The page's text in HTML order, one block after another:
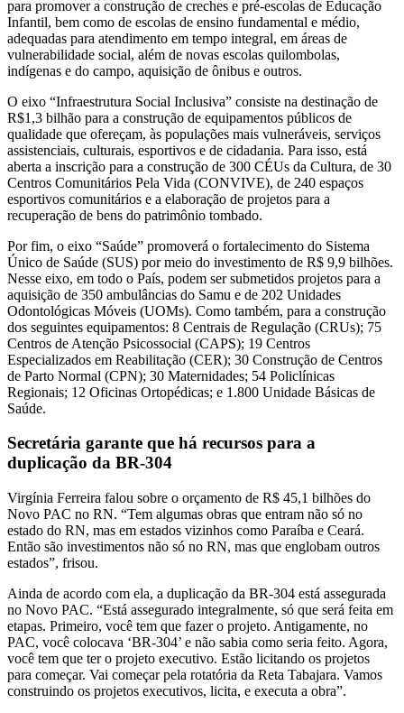
para promover a construção de creches e pré-escolas de Educação
Infantil, bem como de escolas de ensino fundamental e médio,
adequadas para atendimento em tempo integral, em áreas de
vulnerabilidade social, além de novas escolas quilombolas,
indígenas e do campo, aquisição de ônibus e outros.
O eixo “Infraestrutura Social Inclusiva” consiste na destinação de
R$1,3 bilhão para a construção de equipamentos públicos de
qualidade que ofereçam, às populações mais vulneráveis, serviços
assistenciais, culturais, esportivos e de cidadania. Para isso, está
aberta a inscrição para a construção de 300 CÉUs da Cultura, de 30
Centros Comunitários Pela Vida (CONVIVE), de 240 espaços
esportivos comunitários e a elaboração de projetos para a
recuperação de bens do patrimônio tombado.
Por fim, o eixo “Saúde” promoverá o fortalecimento do Sistema
Único de Saúde (SUS) por meio do investimento de R$ 9,9 bilhões.
Nesse eixo, em todo o País, podem ser submetidos projetos para a
aquisição de 350 ambulâncias do Samu e de 202 Unidades
Odontológicas Móveis (UOMs). Como também, para a construção
dos seguintes equipamentos: 8 Centrais de Regulação (CRUs); 75
Centros de Atenção Psicossocial (CAPS); 19 Centros
Especializados em Reabilitação (CER); 30 Construção de Centros
de Parto Normal (CPN); 30 Maternidades; 54 Policlínicas
Regionais; 12 Oficinas Ortopédicas; e 1.800 Unidade Básicas de
Saúde.
Secretária garante que há recursos para a
duplicação da BR-304
Virgínia Ferreira falou sobre o orçamento de R$ 45,1 bilhões do
Novo PAC no RN. “Tem algumas obras que entram não só no
estado do RN, mas em estados vizinhos como Paraíba e Ceará.
Então são investimentos não só no RN, mas que englobam outros
estados”, frisou.
Ainda de acordo com ela, a duplicação da BR-304 está assegurada
no Novo PAC. “Está assegurado integralmente, só que será feita em
etapas. Primeiro, você tem que fazer o projeto. Antigamente, no
PAC, você colocava ‘BR-304’ e não sabia como seria feito. Agora,
você tem que ter o projeto executivo. Estão licitando os projetos
para começar. Vai começar pela rotatória da Reta Tabajara. Vamos
construindo os projetos executivos, licita, e executa a obra”.